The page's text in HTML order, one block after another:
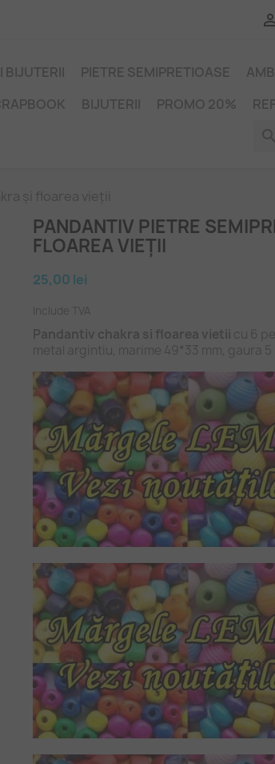
BIJUTERII PIETRE SEMIPRETIOASE
BIJUTERII PROMO 20%
search
și floarea vieții
PANDANTIV PIETRE
FLOAREA VIEȚII
25,00 lei
Include TVA
Pandantiv chakra si floarea vietii cu 6
metal argintiu, marime 49*33 mm, gaura 5